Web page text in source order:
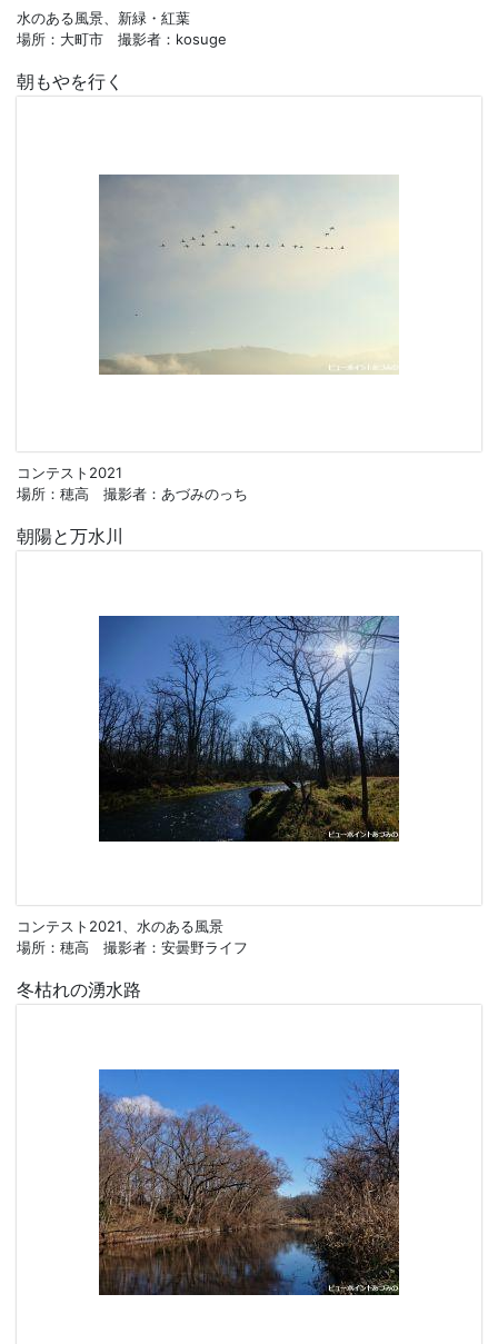
水のある風景、新緑・紅葉
場所：大町市 撮影者：kosuge
朝もやを行く
コンテスト2021
場所：穂高 撮影者：あづみのっち
朝陽と万水川
コンテスト2021、水のある風景
場所：穂高 撮影者：安曇野ライフ
冬枯れの湧水路